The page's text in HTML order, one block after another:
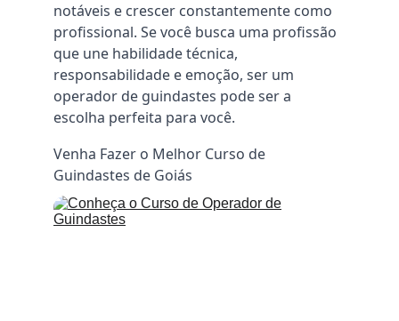
notáveis e crescer constantemente como
profissional. Se você busca uma profissão
que une habilidade técnica,
responsabilidade e emoção, ser um
operador de guindastes pode ser a
escolha perfeita para você.
Venha Fazer o Melhor Curso de
Guindastes de Goiás